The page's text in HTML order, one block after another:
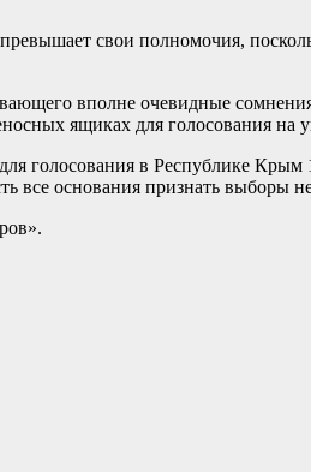
свои полномочия,
вполне очевидные
ящиках для голосования
в Республике Крым
все основания признать выборы